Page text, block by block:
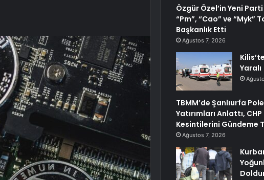
Özgür Özel’in Yeni
“Pm”, “Cao” ve “Myk”
Başkanlık Etti
Ağustos 7, 2026
Yaralı
TBMM’de Şanlıurfa
Yatırımları Anlattı,
Kesintilerini Gündeme
Ağustos 7, 2026